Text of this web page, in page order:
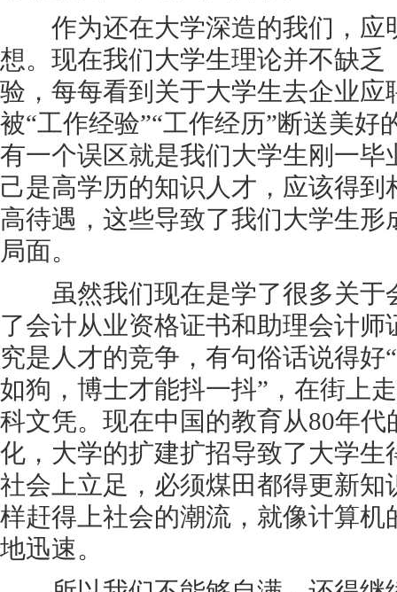
作为还在大学深造的我们，应
想。现在我们大学生理论并不缺乏
验，每每看到关于大学生去企业应
被“工作经验”“工作经历”断送美好
有一个误区就是我们大学生刚一毕
己是高学历的知识人才，应该得
高待遇，这些导致了我们大学生
局面。
虽然我们现在是学了很多关于
了会计从业资格证书和助理会计
究是人才的竞争，有句俗话说得好
如狗，博士才能抖一抖”，在街上
科文凭。现在中国的教育从80年
化，大学的扩建扩招导致了大学生
社会上立足，必须煤田都得更新知
样赶得上社会的潮流，就像计算机
地迅速。